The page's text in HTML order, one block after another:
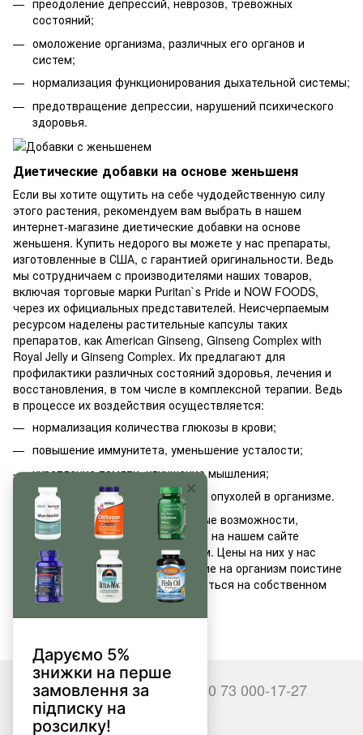
преодоление депрессий, неврозов, тревожных
состояний;
омоложение организма, различных его органов и
систем;
нормализация функционирования дыхательной системы;
предотвращение депрессии, нарушений психического
здоровья.
Диетические добавки на основе женьшеня
Если вы хотите ощутить на себе чудодейственную силу
этого растения, рекомендуем вам выбрать в нашем
интернет-магазине диетические добавки на основе
женьшеня. Купить недорого вы можете у нас препараты,
изготовленные в США, с гарантией оригинальности. Ведь
мы сотрудничаем с производителями наших товаров,
включая торговые марки Puritan`s Pride и NOW FOODS,
через их официальных представителей. Неисчерпаемым
ресурсом наделены растительные капсулы таких
препаратов, как American Ginseng, Ginseng Complex with
Royal Jelly и Ginseng Complex. Их предлагают для
профилактики различных состояний здоровья, лечения и
восстановления, в том числе в комплексной терапии. Ведь
в процессе их воздействия осуществляется:
нормализация количества глюкозы в крови;
повышение иммунитета, уменьшение усталости;
укрепление памяти, улучшение мышления;
преодоление развития раковых опухолей в организме.
Это лишь некоторые потенциальные возможности,
которыми наделены предлагаемые на нашем сайте
диетические добавки с женьшенем. Цены на них у нас
вполне доступны. А вот их действие на организм поистине
бесценно. В этом вы можете убедиться на собственном
опыте.
+380 66 000-17-27 +380 73 000-17-27